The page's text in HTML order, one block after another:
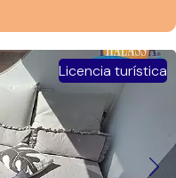
Licencia turística